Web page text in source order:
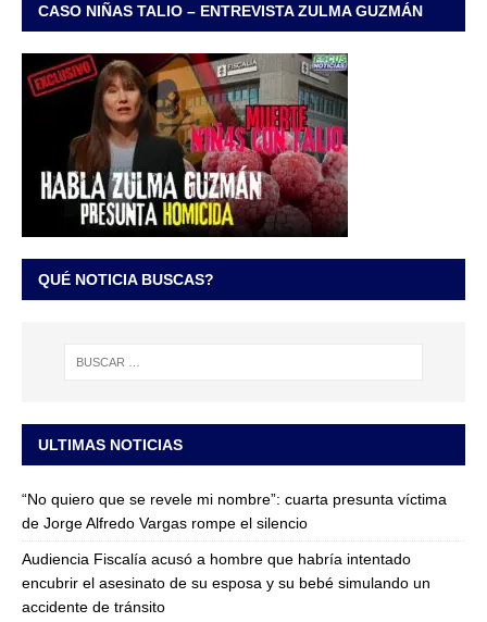
CASO NIÑAS TALIO – ENTREVISTA ZULMA GUZMÁN
QUÉ NOTICIA BUSCAS?
ULTIMAS NOTICIAS
“No quiero que se revele mi nombre”: cuarta presunta víctima
de Jorge Alfredo Vargas rompe el silencio
Audiencia Fiscalía acusó a hombre que habría intentado
encubrir el asesinato de su esposa y su bebé simulando un
accidente de tránsito